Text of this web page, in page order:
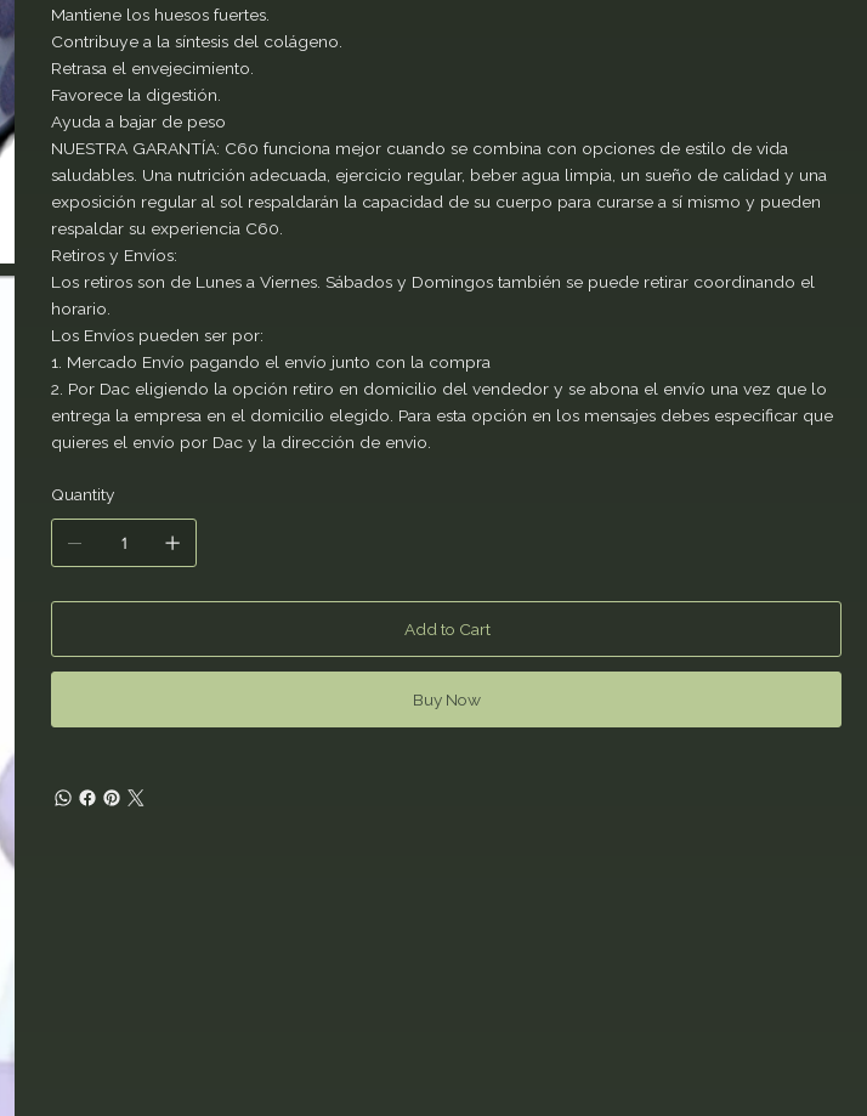
Mantiene los huesos fuertes.
Contribuye a la síntesis del colágeno.
Retrasa el envejecimiento.
Favorece la digestión.
Ayuda a bajar de peso
NUESTRA GARANTÍA: C60 funciona mejor cuando se combina con opciones de estilo de vida
saludables. Una nutrición adecuada, ejercicio regular, beber agua limpia, un sueño de calidad y una
exposición regular al sol respaldarán la capacidad de su cuerpo para curarse a sí mismo y pueden
respaldar su experiencia C60.
Retiros y Envíos:
Los retiros son de Lunes a Viernes. Sábados y Domingos también se puede retirar coordinando el
horario.
Los Envíos pueden ser por:
1. Mercado Envío pagando el envío junto con la compra
2. Por Dac eligiendo la opción retiro en domicilio del vendedor y se abona el envío una vez que lo
entrega la empresa en el domicilio elegido. Para esta opción en los mensajes debes especificar que
quieres el envío por Dac y la dirección de envio.
Quantity
Add to Cart
Buy Now